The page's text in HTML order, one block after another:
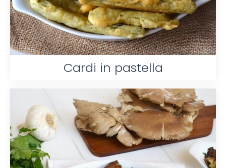
Cardi in pastella